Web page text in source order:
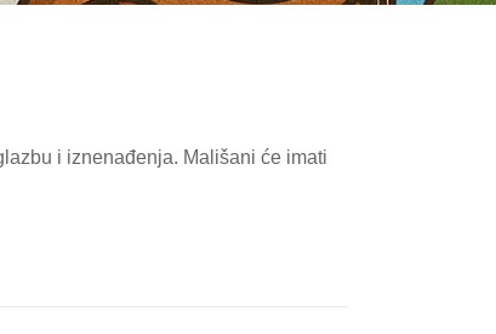
i iznenađenja. Mališani će imati